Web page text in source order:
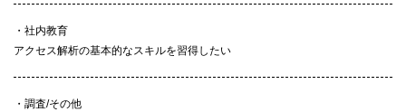
社内教育
アクセス解析の基本的なスキルを習得したい
調査/その他